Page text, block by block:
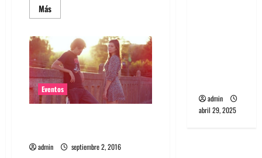
MásLeer
más
el
nuevo
video
de
Dënver:
«El
Fondo
del
Eventos
admin septiembre 2, 2016
admin
abril 29, 2025